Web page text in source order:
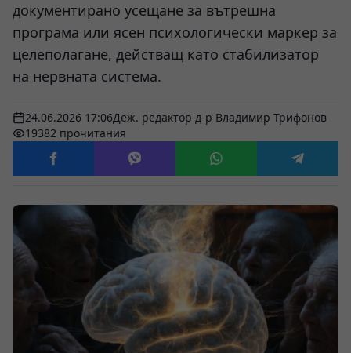
документирано усещане за вътрешна
програма или ясен психологически маркер за
целеполагане, действащ като стабилизатор
на нервната система.
24.06.2026 17:06Деж. редактор д-р Владимир Трифонов
19382 прочитания